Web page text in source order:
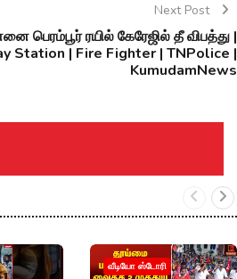
Next Post
பெரம்பூர் ரயில் கேரேஜில் தீ விபத்து |
Station | Fire Fighter | TNPolice |
KumudamNews
வீடியோ ஸ்டோரி